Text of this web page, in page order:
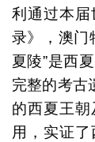
利通过本届
录》，澳门
夏陵”是西
完整的考古
的西夏王
用，实证